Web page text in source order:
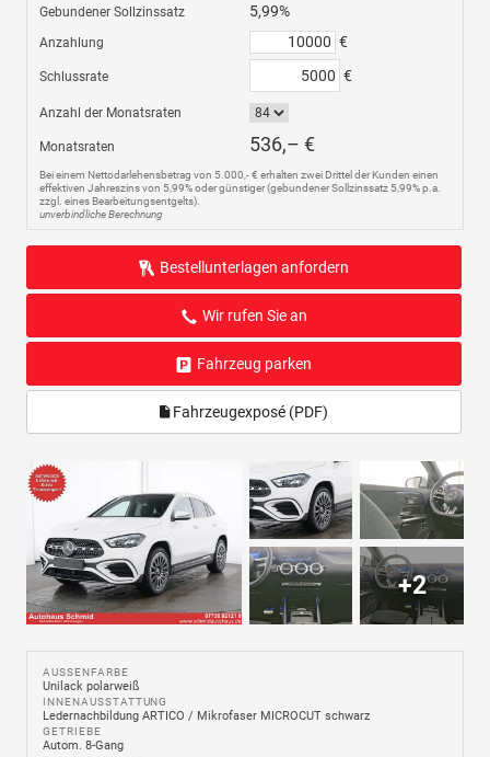
Gebundener Sollzinssatz 5,99%
Anzahlung €
Schlussrate €
Anzahl der Monatsraten
Monatsraten 536,– €
Bei einem Nettodarlehensbetrag von 5.000,- € erhalten zwei Drittel der Kunden einen
effektiven Jahreszins von 5,99% oder günstiger (gebundener Sollzinssatz 5,99% p.a.
zzgl. eines Bearbeitungsentgelts).
unverbindliche Berechnung
Bestellunterlagen anfordern
Wir rufen Sie an
Fahrzeug parken
Fahrzeugexposé (PDF)
+2
AUSSENFARBE
Unilack polarweiß
INNENAUSSTATTUNG
Ledernachbildung ARTICO / Mikrofaser MICROCUT schwarz
GETRIEBE
Autom. 8-Gang